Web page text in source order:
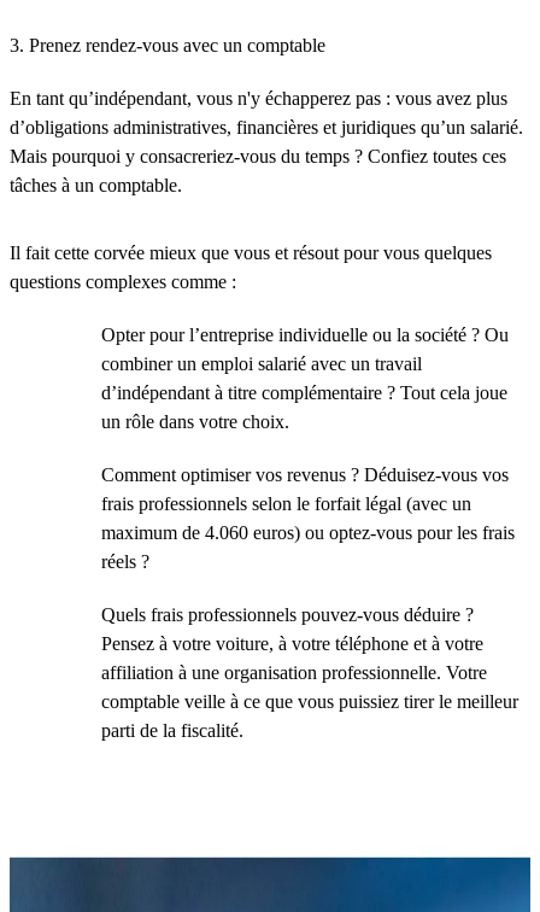
3. Prenez rendez-vous avec un comptable
En tant qu’indépendant, vous n'y échapperez pas : vous avez plus
d’obligations administratives, financières et juridiques qu’un salarié.
Mais pourquoi y consacreriez-vous du temps ? Confiez toutes ces
tâches à un comptable.
Il fait cette corvée mieux que vous et résout pour vous quelques
questions complexes comme :
Opter pour l’entreprise individuelle ou la société ? Ou
combiner un emploi salarié avec un travail
d’indépendant à titre complémentaire ? Tout cela joue
un rôle dans votre choix.
Comment optimiser vos revenus ? Déduisez-vous vos
frais professionnels selon le forfait légal (avec un
maximum de 4.060 euros) ou optez-vous pour les frais
réels ?
Quels frais professionnels pouvez-vous déduire ?
Pensez à votre voiture, à votre téléphone et à votre
affiliation à une organisation professionnelle. Votre
comptable veille à ce que vous puissiez tirer le meilleur
parti de la fiscalité.